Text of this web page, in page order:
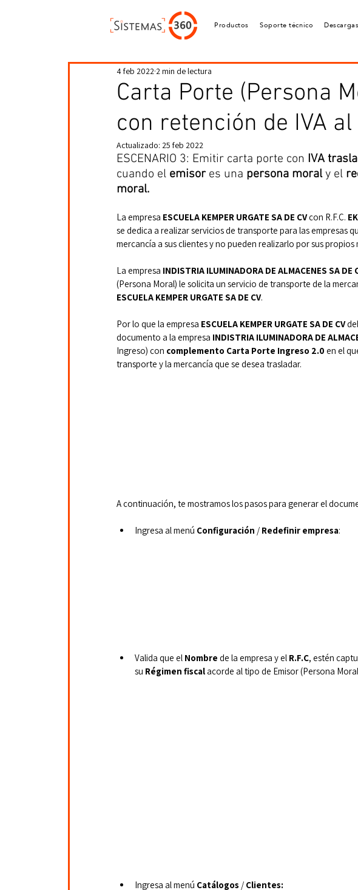
Productos Soporte técnico Descargas
Carta Porte (Persona
con retención de IVA al
4 feb 2022 2 min de lectura
Actualizado: 25 feb 2022
ESCENARIO 3: Emitir carta porte con IVA
cuando el emisor es una persona moral y el
moral.
La empresa ESCUELA KEMPER URGATE SA DE CV con R.F.C.
se dedica a realizar servicios de transporte para las empresas
mercancía a sus clientes y no pueden realizarlo por sus propios
La empresa INDISTRIA ILUMINADORA DE ALMACENES SA DE
(Persona Moral) le solicita un servicio de transporte de la
ESCUELA KEMPER URGATE SA DE CV.
Por lo que la empresa ESCUELA KEMPER URGATE SA DE CV
documento a la empresa INDISTRIA ILUMINADORA DE
Ingreso) con complemento Carta Porte Ingreso 2.0 en el
transporte y la mercancía que se desea trasladar.
A continuación, te mostramos los pasos para generar el
Ingresa al menú Configuración / Redefinir empresa:
Valida que el Nombre de la empresa y el R.F.C, estén
su Régimen fiscal acorde al tipo de Emisor (Persona
Ingresa al menú Catálogos / Clientes: